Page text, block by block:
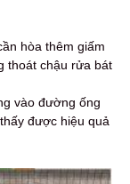
hòa thêm giấm
thoát chậu rửa bát
vào đường ống
được hiệu quả